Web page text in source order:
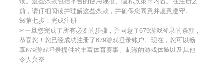
前，请仔细阅读并理解这些条款，并确保您同意并愿意遵守。
🌺第七步：完成注册
✂一旦您完成了所有必要的步骤，并同意了679游戏登录的条款，
恭喜您！您已经成功注册了679游戏登录账户。现在，您可以畅
享679游戏登录提供的丰富体育赛事、刺激的游戏体验以及其他
令人兴奋